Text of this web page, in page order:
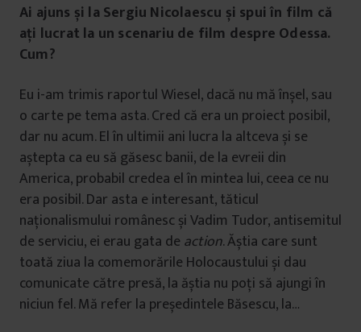
Ai ajuns și la Sergiu Nicolaescu și spui în film că
ați lucrat la un scenariu de film despre Odessa.
Cum?
Eu i-am trimis raportul Wiesel, dacă nu mă înșel, sau
o carte pe tema asta. Cred că era un proiect posibil,
dar nu acum. El în ultimii ani lucra la altceva și se
aștepta ca eu să găsesc banii, de la evreii din
America, probabil credea el în mintea lui, ceea ce nu
era posibil. Dar asta e interesant, tăticul
naționalismului românesc și Vadim Tudor, antisemitul
de serviciu, ei erau gata de action. Ăștia care sunt
toată ziua la comemorările Holocaustului și dau
comunicate către presă, la ăștia nu poți să ajungi în
niciun fel. Mă refer la președintele Băsescu, la…